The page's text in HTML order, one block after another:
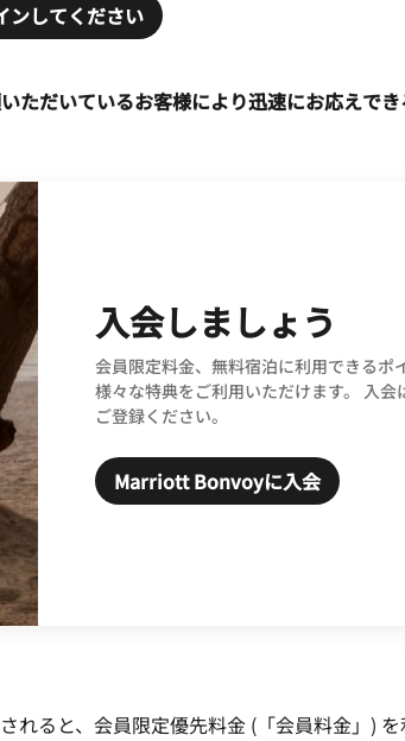
ンしてください
だいているお客様により迅速にお応えでき
入会しましょう
会員限定料金、無料宿泊に利用できるポ
様々な特典をご利用いただけます。 入会
ご登録ください。
Marriott Bonvoyに入会
ると、会員限定優先料金 (「会員料金」) を